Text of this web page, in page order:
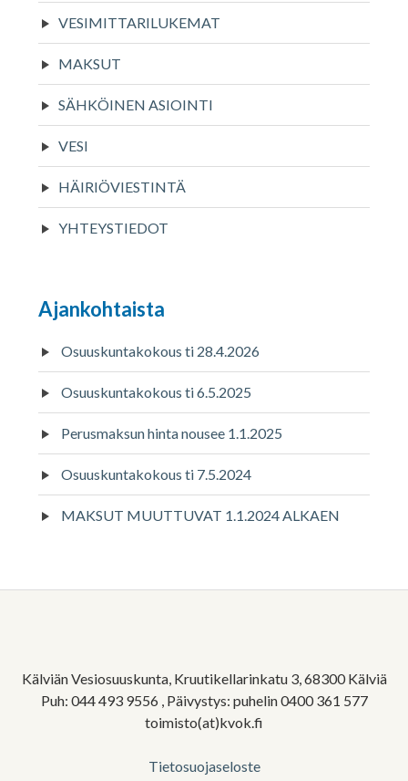
VESIMITTARILUKEMAT
MAKSUT
SÄHKÖINEN ASIOINTI
VESI
HÄIRIÖVIESTINTÄ
YHTEYSTIEDOT
Ajankohtaista
Osuuskuntakokous ti 28.4.2026
Osuuskuntakokous ti 6.5.2025
Perusmaksun hinta nousee 1.1.2025
Osuuskuntakokous ti 7.5.2024
MAKSUT MUUTTUVAT 1.1.2024 ALKAEN
sivupalkki
Kälviän Vesiosuuskunta, Kruutikellarinkatu 3, 68300 Kälviä
Puh: 044 493 9556 , Päivystys: puhelin 0400 361 577
toimisto(at)kvok.fi
Tietosuojaseloste